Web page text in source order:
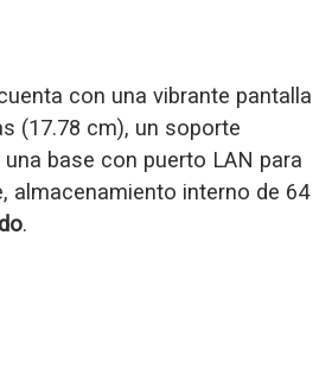
con una vibrante pantalla
(17.78 cm), un soporte
base con puerto LAN para
almacenamiento interno de 64
.